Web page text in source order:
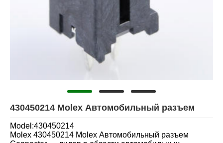
430450214 Molex Автомобильный разъем
Model:430450214
Molex 430450214 Molex Автомобильный разъем